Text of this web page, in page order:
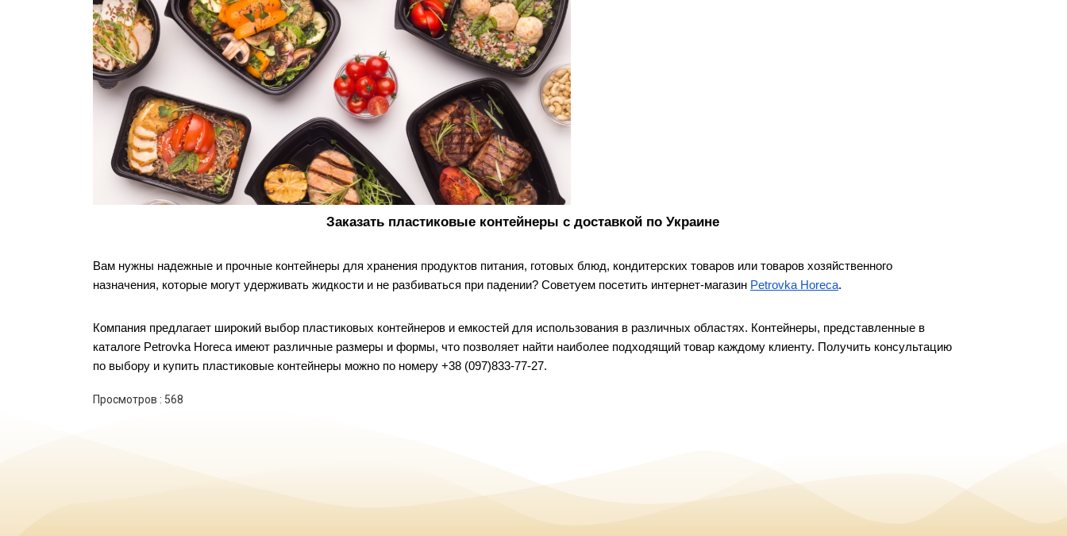
Заказать пластиковые контейнеры с доставкой по Украине
Вам нужны надежные и прочные контейнеры для хранения продуктов питания, готовых блюд, кондитерских товаров или товаров хозяйственного
назначения, которые могут удерживать жидкости и не разбиваться при падении? Советуем посетить интернет-магазин Petrovka Horeca.
Компания предлагает широкий выбор пластиковых контейнеров и емкостей для использования в различных областях. Контейнеры, представленные в
каталоге Petrovka Horeca имеют различные размеры и формы, что позволяет найти наиболее подходящий товар каждому клиенту. Получить консультацию
по выбору и купить пластиковые контейнеры можно по номеру +38 (097)833-77-27.
Просмотров : 568